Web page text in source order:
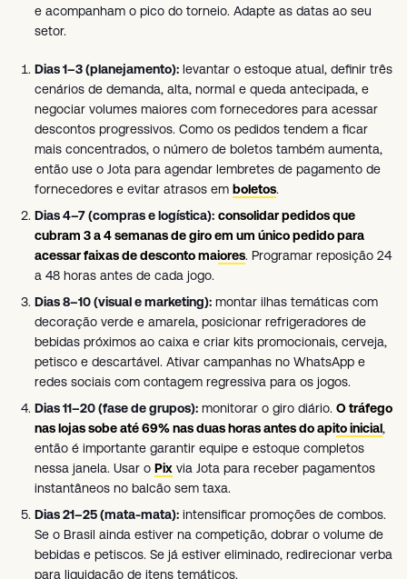
e acompanham o pico do torneio. Adapte as datas ao seu
setor.
Dias 1–3 (planejamento): levantar o estoque atual, definir três
cenários de demanda, alta, normal e queda antecipada, e
negociar volumes maiores com fornecedores para acessar
descontos progressivos. Como os pedidos tendem a ficar
mais concentrados, o número de boletos também aumenta,
então use o Jota para agendar lembretes de pagamento de
fornecedores e evitar atrasos em boletos.
Dias 4–7 (compras e logística): consolidar pedidos que
cubram 3 a 4 semanas de giro em um único pedido para
acessar faixas de desconto maiores. Programar reposição 24
a 48 horas antes de cada jogo.
Dias 8–10 (visual e marketing): montar ilhas temáticas com
decoração verde e amarela, posicionar refrigeradores de
bebidas próximos ao caixa e criar kits promocionais, cerveja,
petisco e descartável. Ativar campanhas no WhatsApp e
redes sociais com contagem regressiva para os jogos.
Dias 11–20 (fase de grupos): monitorar o giro diário. O tráfego
nas lojas sobe até 69% nas duas horas antes do apito inicial,
então é importante garantir equipe e estoque completos
nessa janela. Usar o Pix via Jota para receber pagamentos
instantâneos no balcão sem taxa.
Dias 21–25 (mata-mata): intensificar promoções de combos.
Se o Brasil ainda estiver na competição, dobrar o volume de
bebidas e petiscos. Se já estiver eliminado, redirecionar verba
para liquidação de itens temáticos.